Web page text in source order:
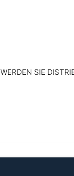
WERDEN SIE